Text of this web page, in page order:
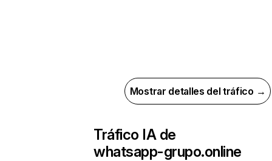
Mostrar detalles del tráfico →
Tráfico IA de
whatsapp-grupo.online